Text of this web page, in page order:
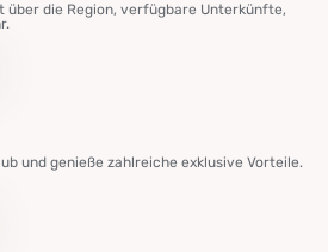
über die Region, verfügbare Unterkünfte,
und genieße zahlreiche exklusive Vorteile.